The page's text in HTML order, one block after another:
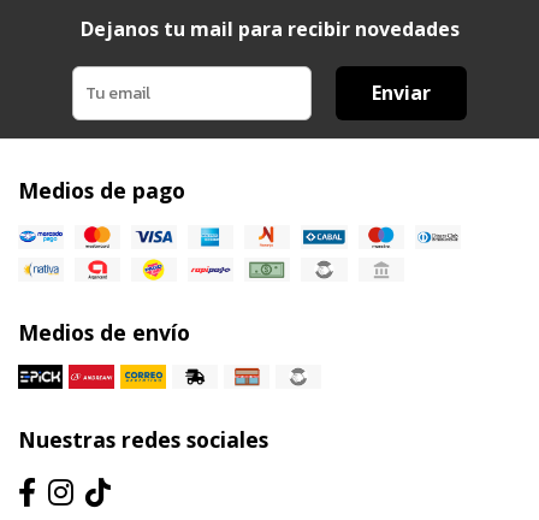
Dejanos tu mail para recibir novedades
Enviar
Medios de pago
Medios de envío
Nuestras redes sociales